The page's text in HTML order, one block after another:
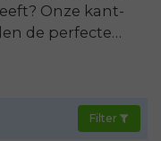
Onze kant-
de perfecte
snel plaatsen
Filter